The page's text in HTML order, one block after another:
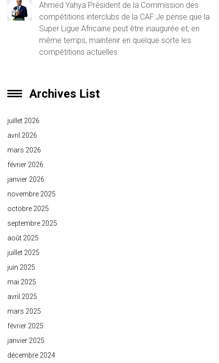
Ahmed Yahya Président de la Commission des
compétitions interclubs de la CAF:Je pense que la
Super Ligue Africaine peut être inaugurée et, en
même temps, maintenir en quelque sorte les
compétitions actuelles
Archives List
juillet 2026
avril 2026
mars 2026
février 2026
janvier 2026
novembre 2025
octobre 2025
septembre 2025
août 2025
juillet 2025
juin 2025
mai 2025
avril 2025
mars 2025
février 2025
janvier 2025
décembre 2024